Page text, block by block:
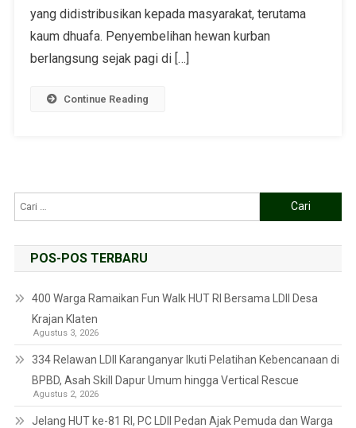
yang didistribusikan kepada masyarakat, terutama
kaum dhuafa. Penyembelihan hewan kurban
berlangsung sejak pagi di […]
Continue Reading
POS-POS TERBARU
400 Warga Ramaikan Fun Walk HUT RI Bersama LDII Desa
Krajan Klaten
Agustus 3, 2026
334 Relawan LDII Karanganyar Ikuti Pelatihan Kebencanaan di
BPBD, Asah Skill Dapur Umum hingga Vertical Rescue
Agustus 2, 2026
Jelang HUT ke-81 RI, PC LDII Pedan Ajak Pemuda dan Warga